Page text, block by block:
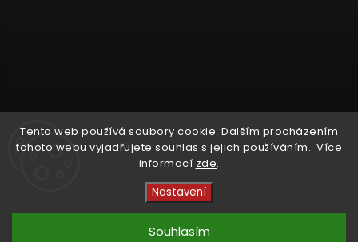
Tento web používá soubory cookie. Dalším procházením
tohoto webu vyjadřujete souhlas s jejich používáním.. Více
informací zde.
Nastavení
Souhlasím
Crystal Cruisers
vyhrazena.